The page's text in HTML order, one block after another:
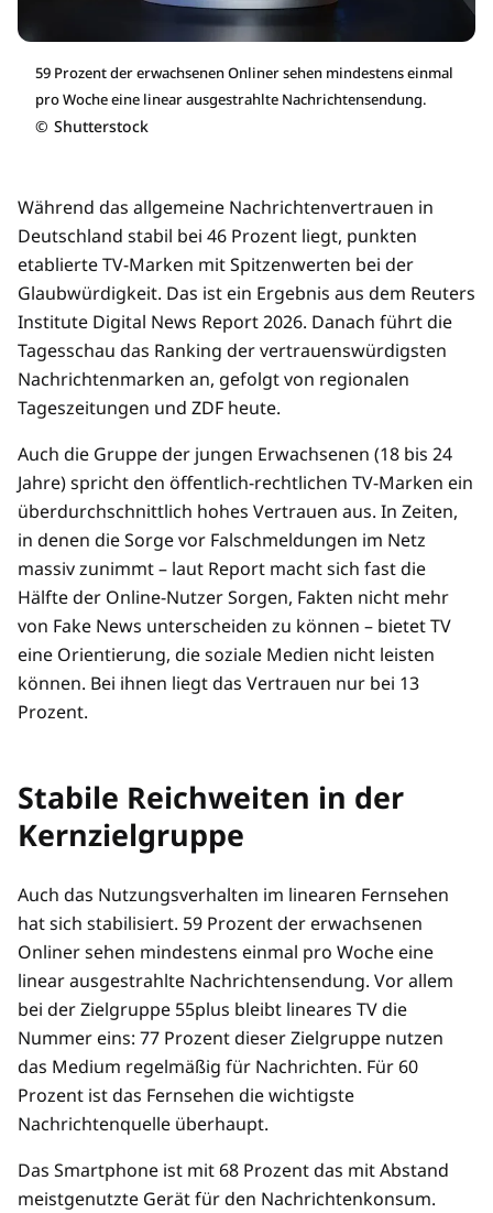
59 Prozent der erwachsenen Onliner sehen mindestens einmal
pro Woche eine linear ausgestrahlte Nachrichtensendung.
© Shutterstock
Während das allgemeine Nachrichtenvertrauen in
Deutschland stabil bei 46 Prozent liegt, punkten
etablierte TV-Marken mit Spitzenwerten bei der
Glaubwürdigkeit. Das ist ein Ergebnis aus dem Reuters
Institute Digital News Report 2026. Danach führt die
Tagesschau das Ranking der vertrauenswürdigsten
Nachrichtenmarken an, gefolgt von regionalen
Tageszeitungen und ZDF heute.
Auch die Gruppe der jungen Erwachsenen (18 bis 24
Jahre) spricht den öffentlich-rechtlichen TV-Marken ein
überdurchschnittlich hohes Vertrauen aus. In Zeiten,
in denen die Sorge vor Falschmeldungen im Netz
massiv zunimmt – laut Report macht sich fast die
Hälfte der Online-Nutzer Sorgen, Fakten nicht mehr
von Fake News unterscheiden zu können – bietet TV
eine Orientierung, die soziale Medien nicht leisten
können. Bei ihnen liegt das Vertrauen nur bei 13
Prozent.
Stabile Reichweiten in der
Kernzielgruppe
Auch das Nutzungsverhalten im linearen Fernsehen
hat sich stabilisiert. 59 Prozent der erwachsenen
Onliner sehen mindestens einmal pro Woche eine
linear ausgestrahlte Nachrichtensendung. Vor allem
bei der Zielgruppe 55plus bleibt lineares TV die
Nummer eins: 77 Prozent dieser Zielgruppe nutzen
das Medium regelmäßig für Nachrichten. Für 60
Prozent ist das Fernsehen die wichtigste
Nachrichtenquelle überhaupt.
Das Smartphone ist mit 68 Prozent das mit Abstand
meistgenutzte Gerät für den Nachrichtenkonsum.